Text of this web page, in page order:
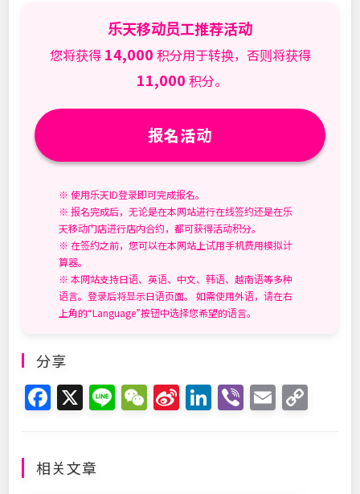
乐天移动员工推荐活动
您将获得 14,000 积分用于转换，否则将获得
11,000 积分。
报名活动
※ 使用乐天ID登录即可完成报名。
※ 报名完成后，无论是在本网站进行在线签约还是在乐
天移动门店进行店内合约，都可获得活动积分。
※ 在签约之前，您可以在本网站上试用手机费用模拟计
算器。
※ 本网站支持日语、英语、中文、韩语、越南语等多种
语言。登录后将显示日语页面。 如需使用外语，请在右
上角的“Language”按钮中选择您希望的语言。
分享
F
e
X Li W Si Li Vi E
相关文章